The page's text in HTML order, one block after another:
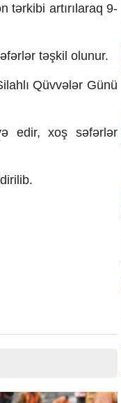
tərkibi artırılaraq 9-
təşkil olunur.
Qüvvələr Günü
edir, xoş səfərlər